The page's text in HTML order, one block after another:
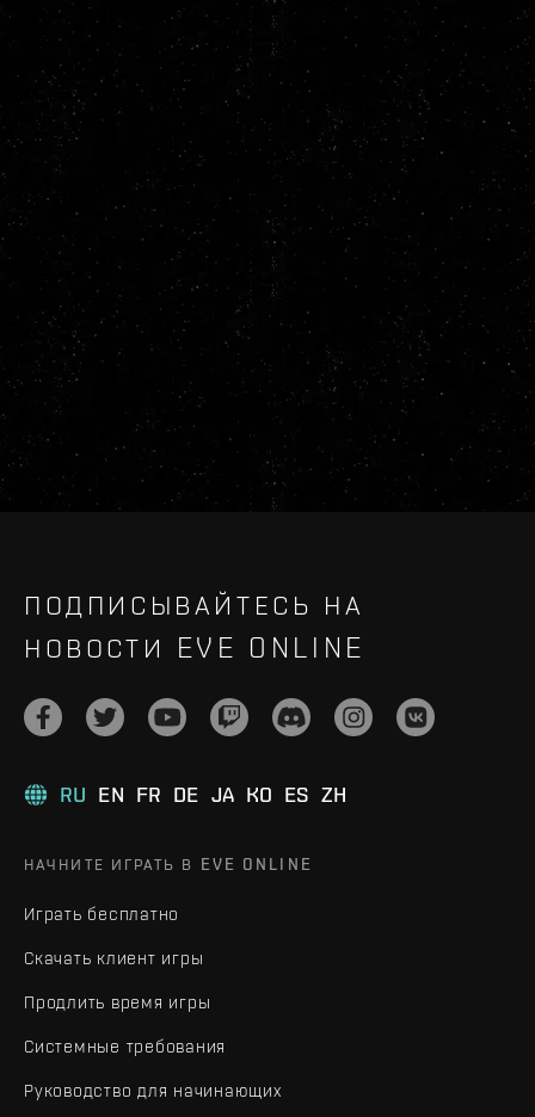
ПОДПИСЫВАЙТЕСЬ НА
НОВОСТИ EVE ONLINE
RU EN FR DE JA KO ES ZH
НАЧНИТЕ ИГРАТЬ В EVE ONLINE
Играть бесплатно
Скачать клиент игры
Продлить время игры
Системные требования
Руководство для начинающих